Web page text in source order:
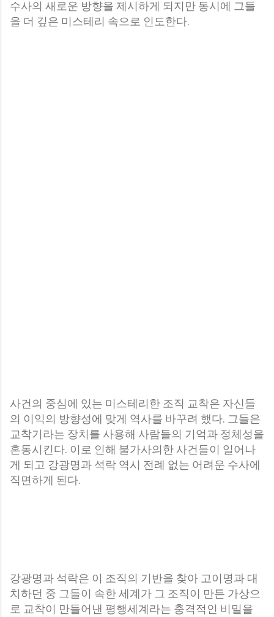
수사의 새로운 방향을 제시하게 되지만 동시에 그들
을 더 깊은 미스테리 속으로 인도한다.
사건의 중심에 있는 미스테리한 조직 교착은 자신들
의 이익의 방향성에 맞게 역사를 바꾸려 했다. 그들은
교착기라는 장치를 사용해 사람들의 기억과 정체성을
혼동시킨다. 이로 인해 불가사의한 사건들이 일어나
게 되고 강광명과 석락 역시 전례 없는 어려운 수사에
직면하게 된다.
강광명과 석락은 이 조직의 기반을 찾아 고이명과 대
치하던 중 그들이 속한 세계가 그 조직이 만든 가상으
로 교착이 만들어낸 평행세계라는 충격적인 비밀을